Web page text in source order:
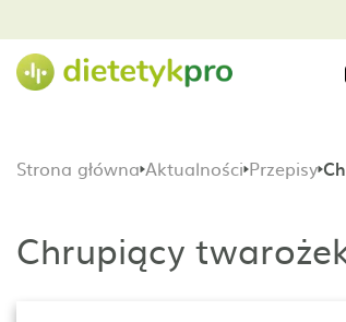
Strona główna Aktualności Przepisy
Chrupiący